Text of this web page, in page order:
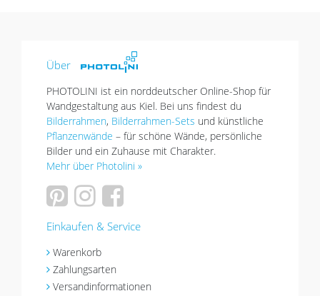
Über
PHOTOLINI ist ein norddeutscher Online-Shop für
Wandgestaltung aus Kiel. Bei uns findest du
Bilderrahmen, Bilderrahmen-Sets und künstliche
Pflanzenwände – für schöne Wände, persönliche
Bilder und ein Zuhause mit Charakter.
Mehr über Photolini »
Einkaufen & Service
Warenkorb
Zahlungsarten
Versandinformationen